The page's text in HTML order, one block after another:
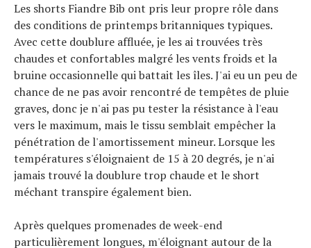
Les shorts Fiandre Bib ont pris leur propre rôle dans
des conditions de printemps britanniques typiques.
Avec cette doublure affluée, je les ai trouvées très
chaudes et confortables malgré les vents froids et la
bruine occasionnelle qui battait les îles. J'ai eu un peu de
chance de ne pas avoir rencontré de tempêtes de pluie
graves, donc je n'ai pas pu tester la résistance à l'eau
vers le maximum, mais le tissu semblait empêcher la
pénétration de l'amortissement mineur. Lorsque les
températures s'éloignaient de 15 à 20 degrés, je n'ai
jamais trouvé la doublure trop chaude et le short
méchant transpire également bien.
Après quelques promenades de week-end
particulièrement longues, m'éloignant autour de la